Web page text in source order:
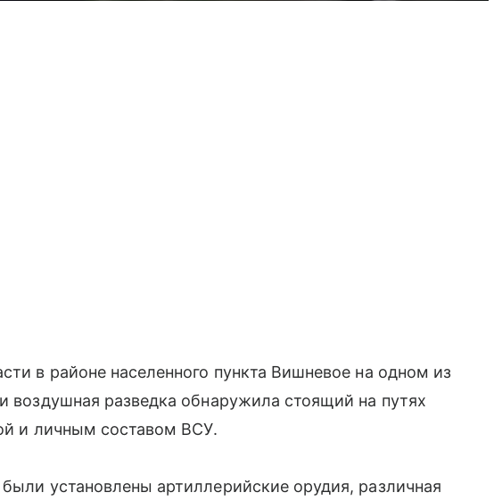
в районе населенного пункта Вишневое на одном из
воздушная разведка обнаружила стоящий на путях
и личным составом ВСУ.
установлены артиллерийские орудия, различная